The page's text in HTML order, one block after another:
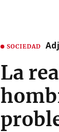
SOCIEDAD
La